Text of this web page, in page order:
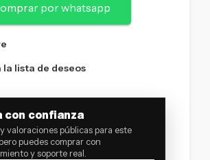
por whatsapp
la lista de deseos
con confianza
valoraciones públicas para este
puedes comprar con
y soporte real.